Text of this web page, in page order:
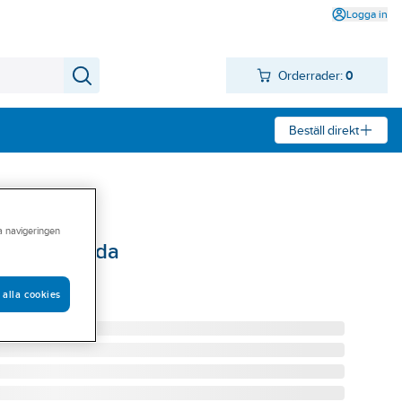
Logga in
Orderrader: 0
Beställ direkt
navigeringen
alla cookies